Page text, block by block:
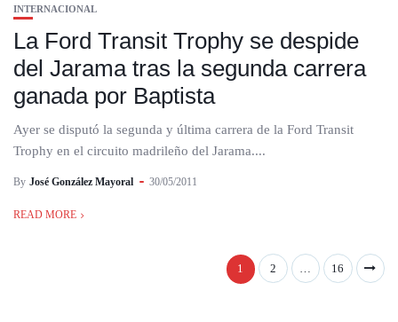
INTERNACIONAL
La Ford Transit Trophy se despide
del Jarama tras la segunda carrera
ganada por Baptista
Ayer se disputó la segunda y última carrera de la Ford Transit
Trophy en el circuito madrileño del Jarama....
By José González Mayoral 30/05/2011
READ MORE
1 2 … 16